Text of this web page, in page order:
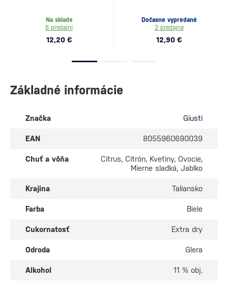
Na sklade
6 predajní
12,20 €
Dočasne vypredané
2 predajne
12,90 €
Základné informácie
Značka Giusti
EAN 8055960690039
Chuť a vôňa
Citrus, Citrón, Kvetiny, Ovocie,
Mierne sladká, Jablko
Krajina Taliansko
Farba Biele
Cukornatosť Extra dry
Odroda Glera
Alkohol 11 % obj.